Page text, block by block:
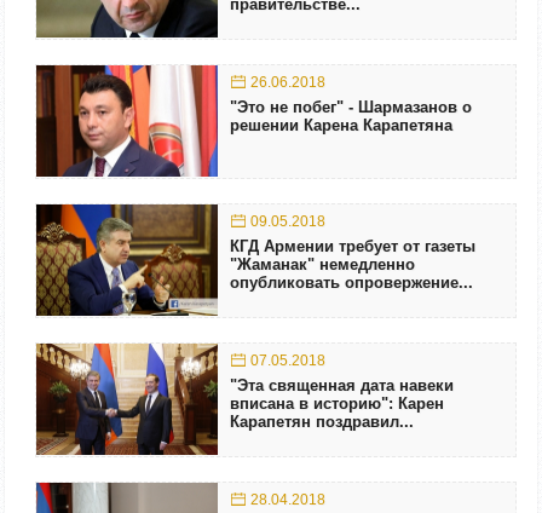
правительстве...
26.06.2018
"Это не побег" - Шармазанов о
решении Карена Карапетяна
09.05.2018
КГД Армении требует от газеты
"Жаманак" немедленно
опубликовать опровержение...
07.05.2018
"Эта священная дата навеки
вписана в историю": Карен
Карапетян поздравил...
28.04.2018